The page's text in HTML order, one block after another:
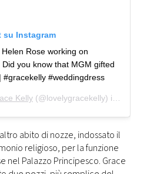
su Instagram
Rose working on
Did you know that MGM gifted
#weddingdress
Kelly (@lovelygracekelly) in data:
abito di nozze, indossato il
religioso, per la funzione
nel Palazzo Principesco. Grace